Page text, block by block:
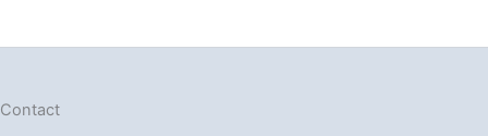
Contact